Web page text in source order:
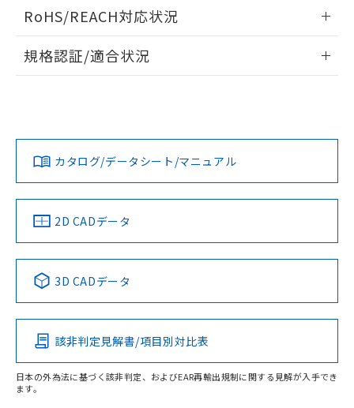
ドすることができます。
ログイン/会員登録
ダウンロードデータをご利用いただく前に、以下を必ずお読
みください。
ソフトウェアの使用条件
RoHS/REACH対応状況
EU RoHS 注意事項・凡例
対応済み
中国 RoHS 注意事項・凡例
Pb Hg Cd Cr(VI)
O
規格認証/適合状況
カタログ/データシート/マニュアル
2D CADデータ
3D CADデータ
該非判定見解書/項目別対比表
日本の外為法に基づく該非判定、およびEAR再輸出規制に関する見解が入手でき
ます。